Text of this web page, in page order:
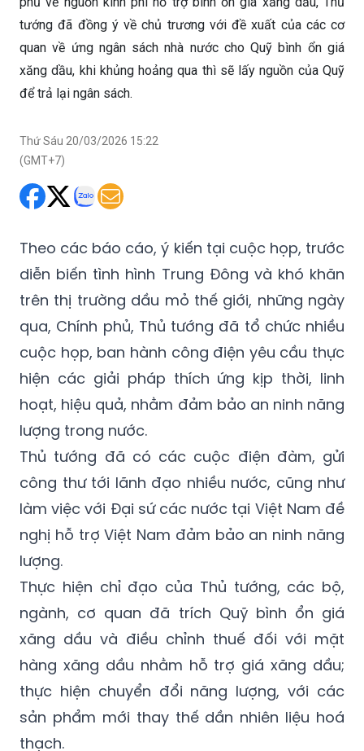
tướng đã đồng ý về chủ trương với đề xuất của các cơ
quan về ứng ngân sách nhà nước cho Quỹ bình ổn giá
xăng dầu, khi khủng hoảng qua thì sẽ lấy nguồn của Quỹ
để trả lại ngân sách.
Thứ Sáu 20/03/2026 15:22
(GMT+7)
Theo các báo cáo, ý kiến tại cuộc họp, trước
diễn biến tình hình Trung Đông và khó khăn
trên thị trường dầu mỏ thế giới, những ngày
qua, Chính phủ, Thủ tướng đã tổ chức nhiều
cuộc họp, ban hành công điện yêu cầu thực
hiện các giải pháp thích ứng kịp thời, linh
hoạt, hiệu quả, nhằm đảm bảo an ninh năng
lượng trong nước.
Thủ tướng đã có các cuộc điện đàm, gửi
công thư tới lãnh đạo nhiều nước, cũng như
làm việc với Đại sứ các nước tại Việt Nam đề
nghị hỗ trợ Việt Nam đảm bảo an ninh năng
lượng.
Thực hiện chỉ đạo của Thủ tướng, các bộ,
ngành, cơ quan đã trích Quỹ bình ổn giá
xăng dầu và điều chỉnh thuế đối với mặt
hàng xăng dầu nhằm hỗ trợ giá xăng dầu;
thực hiện chuyển đổi năng lượng, với các
sản phẩm mới thay thế dần nhiên liệu hoá
thạch.